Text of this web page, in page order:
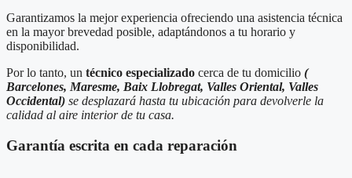
Garantizamos la mejor experiencia ofreciendo una asistencia técnica
en la mayor brevedad posible, adaptándonos a tu horario y
disponibilidad.
Por lo tanto, un técnico especializado cerca de tu domicilio (
Barcelones, Maresme, Baix Llobregat, Valles Oriental, Valles
Occidental) se desplazará hasta tu ubicación para devolverle la
calidad al aire interior de tu casa.
Garantía escrita en cada reparación